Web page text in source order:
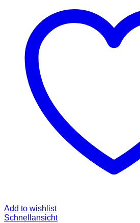
Add to wishlist
Schnellansicht